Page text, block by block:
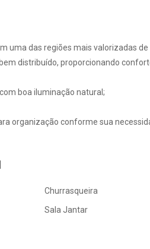
uma das regiões mais valorizadas de
distribuído, proporcionando
boa iluminação natural;
organização conforme sua
Churrasqueira
Sala Jantar